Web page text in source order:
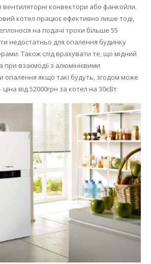
вентиляторні конвектори або фанкойли.
котел працює ефективно лише тоді,
на подачі трохи більше 55
недостатньо для опалення будинку
Також слід врахувати те, що мідний
взаємодії з алюмінієвими
опалення якщо такі будуть, згодом може
ціна від 52000грн за котел на 30кВт